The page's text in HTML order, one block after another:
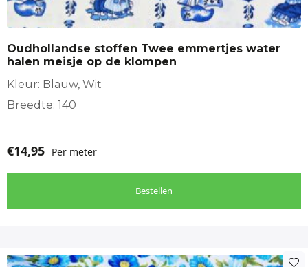
Oudhollandse stoffen Twee emmertjes water
halen meisje op de klompen
Kleur: Blauw, Wit
Breedte: 140
€14,95 Per meter
Bestellen